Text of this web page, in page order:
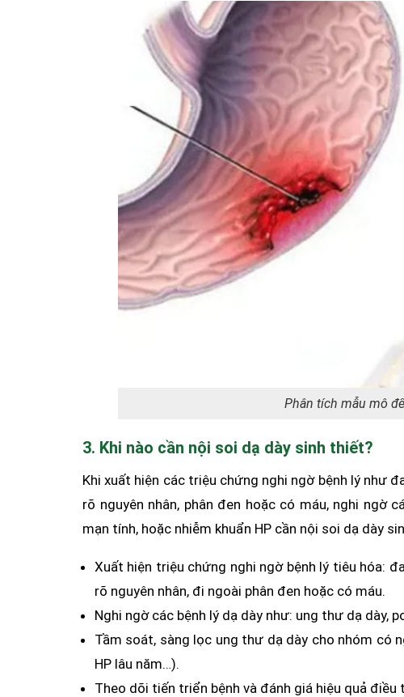
Phân tích mẫu mô
3. Khi nào cần nội soi dạ dày sinh thiết?
Khi xuất hiện các triệu chứng nghi ngờ bệnh lý như
rõ nguyên nhân, phân đen hoặc có máu, nghi ngờ
mạn tính, hoặc nhiễm khuẩn HP cần nội soi dạ dày
Xuất hiện triệu chứng nghi ngờ bệnh lý tiêu hóa:
rõ nguyên nhân, đi ngoài phân đen hoặc có máu.
Nghi ngờ các bệnh lý dạ dày như: ung thư dạ dày,
Tầm soát, sàng lọc ung thư dạ dày cho nhóm có
HP lâu năm…).
Theo dõi tiến triển bệnh và đánh giá hiệu quả điều